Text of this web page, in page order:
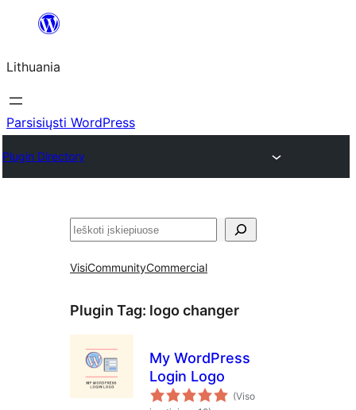
turinio
Lithuania
Parsisiųsti WordPress
Plugin Directory
Paieška
VisiCommunityCommercial
Plugin Tag: logo changer
My WordPress
Login Logo
(Viso